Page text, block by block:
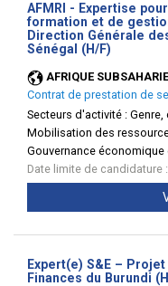
AFMRI - Expertise
formation et de
Direction Générale
Sénégal (H/F)
AFRIQUE
Contrat de prestation de
Secteurs d'activité :
Mobilisation des
Gouvernance économique
Date limite de candidature
Expert(e) S&E –
Finances du Burundi